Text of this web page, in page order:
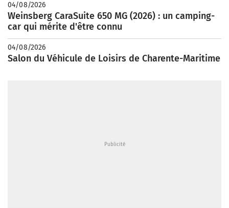
04/08/2026
Weinsberg CaraSuite 650 MG (2026) : un camping-
car qui mérite d'être connu
04/08/2026
Salon du Véhicule de Loisirs de Charente-Maritime